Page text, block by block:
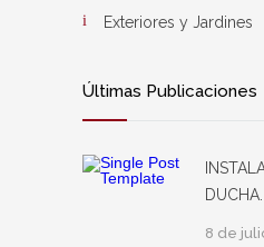
Exteriores y Jardines
Últimas Publicaciones
DUCHA.
8 de